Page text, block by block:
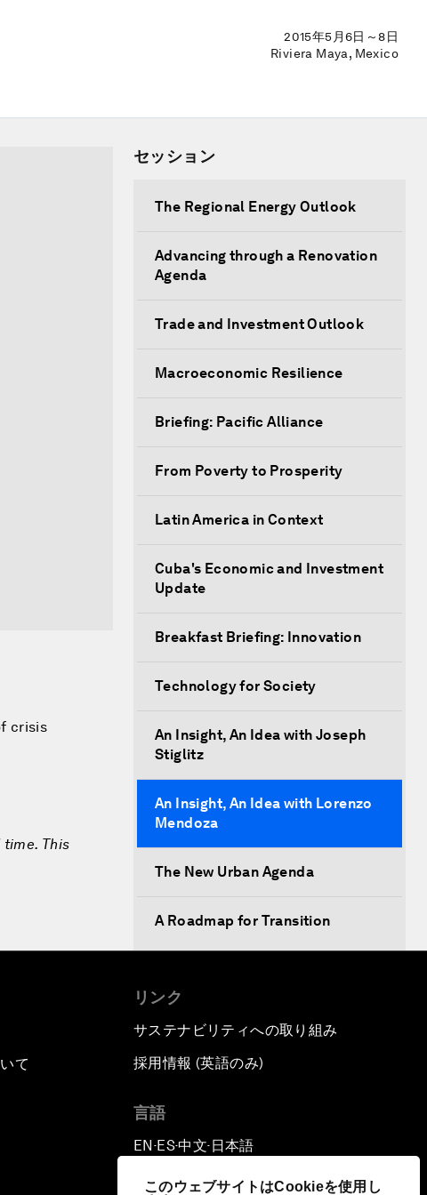
このウェブサイトはCookieを使用し
2015年5月6日～8日
Riviera Maya, Mexico
crisis
This
セッション
The Regional Energy Outlook
Advancing through a Renovation
Agenda
Trade and Investment Outlook
Macroeconomic Resilience
Briefing: Pacific Alliance
From Poverty to Prosperity
Latin America in Context
Cuba's Economic and Investment
Update
Breakfast Briefing: Innovation
Technology for Society
An Insight, An Idea with Joseph
Stiglitz
An Insight, An Idea with Lorenzo
Mendoza
The New Urban Agenda
A Roadmap for Transition
て
リンク
サステナビリティへの取り組み
採用情報 (英語のみ)
言語
EN ▪ES▪中文▪ 日本語